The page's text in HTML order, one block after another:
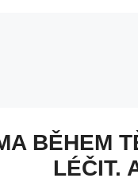
BĚHEM
LÉČIT.